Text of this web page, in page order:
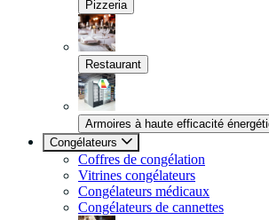
Pizzeria
Restaurant
Armoires à haute efficacité
Congélateurs
Coffres de congélation
Vitrines congélateurs
Congélateurs médicaux
Congélateurs de cannettes